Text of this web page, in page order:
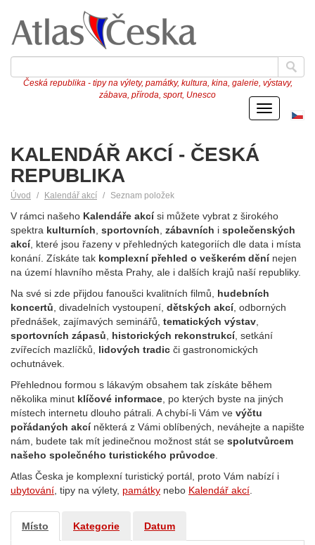
Česká republika - tipy na výlety, památky, kultura, kina, galerie, výstavy,
zábava, příroda, sport, Unesco
Menu
KALENDÁŘ AKCÍ - ČESKÁ
REPUBLIKA
Úvod Kalendář akcí Seznam položek
V rámci našeho Kalendáře akcísi můžete vybrat z širokého
spektra kulturních sportovních zábavních i společenských
akcí, které jsou řazeny v přehledných kategoriích dle data i místa
konání. Získáte tak komplexní přehled o veškerém děnínejen
na území hlavního města Prahy, ale i dalších krajů naší republiky.
Na své si zde přijdou fanoušci kvalitních filmů, hudebních
koncertů , divadelních vystoupení, dětských akcí, odborných
přednášek, zajímavých seminářů, tematických výstav
sportovních zápasů
historických rekonstrukcí, setkání
zvířecích mazlíčků,
lidových tradic či gastronomických
ochutnávek.
Přehlednou formou s lákavým obsahem tak získáte během
několika minut klíčové informace , po kterých byste na jiných
místech internetu dlouho pátrali. A chybí-li Vám ve výčtu
pořádaných akcíněkterá z Vámi oblíbených, neváhejte a napište
nám, budete tak mít jedinečnou možnost stát se spolutvůrcem
našeho společného turistického průvodce
Atlas Česka je komplexní turistický portál, proto Vám nabízí i
ubytování , tipy na výlety, památky nebo Kalendář akcí
Místo Kategorie Datum